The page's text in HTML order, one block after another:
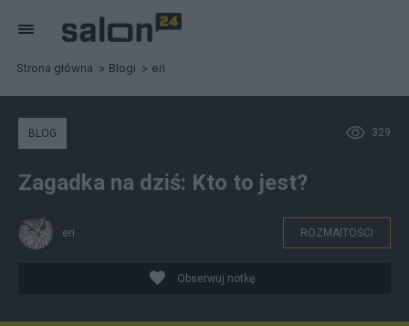
Strona główna Blogi eri
329
BLOG
Zagadka na dziś: Kto to jest?
eri ROZMAITOŚCI
Obserwuj notkę